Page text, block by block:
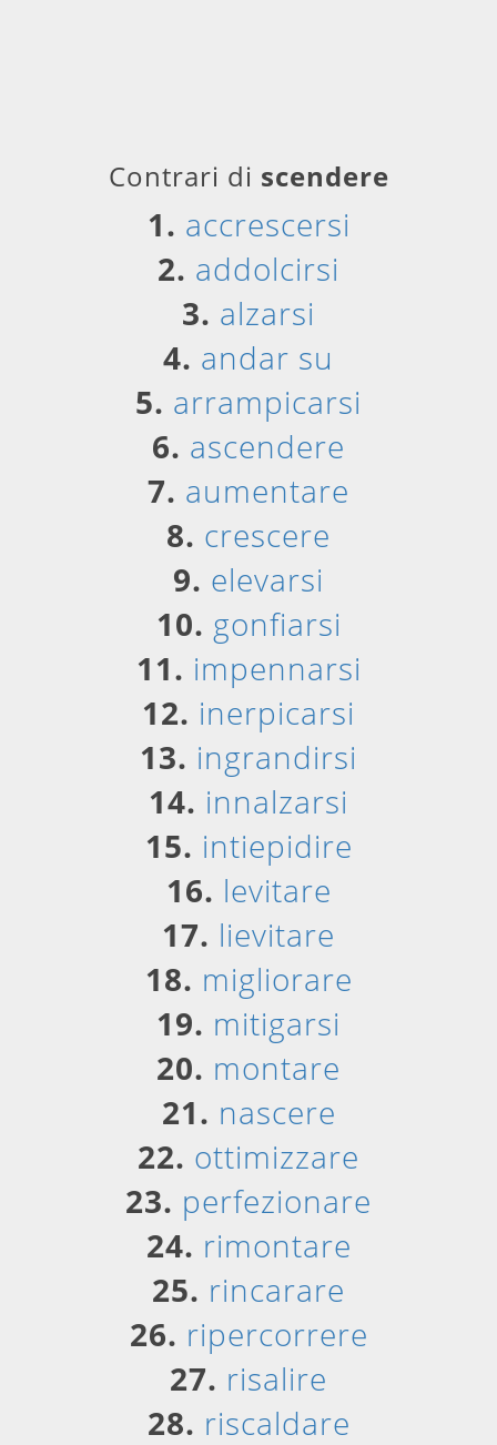
Contrari di scendere
1. accrescersi
2. addolcirsi
3. alzarsi
4. andar su
5. arrampicarsi
6. ascendere
7. aumentare
8. crescere
9. elevarsi
10. gonfiarsi
11. impennarsi
12. inerpicarsi
13. ingrandirsi
14. innalzarsi
15. intiepidire
16. levitare
17. lievitare
18. migliorare
19. mitigarsi
20. montare
21. nascere
22. ottimizzare
23. perfezionare
24. rimontare
25. rincarare
26. ripercorrere
27. risalire
28. riscaldare